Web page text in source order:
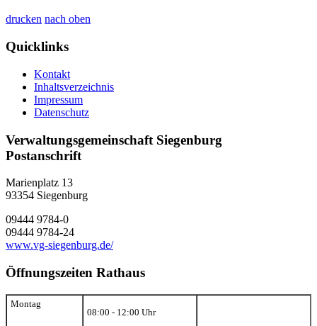
drucken nach oben
Quicklinks
Kontakt
Inhaltsverzeichnis
Impressum
Datenschutz
Verwaltungsgemeinschaft Siegenburg
Postanschrift
Marienplatz 13
93354 Siegenburg
09444 9784-0
09444 9784-24
www.vg-siegenburg.de/
Öffnungszeiten Rathaus
Montag
08:00 - 12:00 Uhr